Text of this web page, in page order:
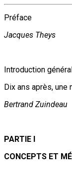
Préface
Jacques Theys
Introduction
Dix ans après,
Bertrand Zuindeau
PARTIE I
CONCEPTS ET